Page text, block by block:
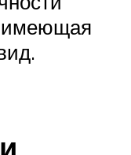
имеющая